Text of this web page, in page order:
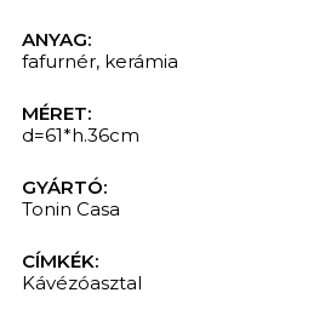
ANYAG:
fafurnér, kerámia
MÉRET:
d=61*h.36cm
GYÁRTÓ:
Tonin Casa
CÍMKÉK:
Kávézóasztal